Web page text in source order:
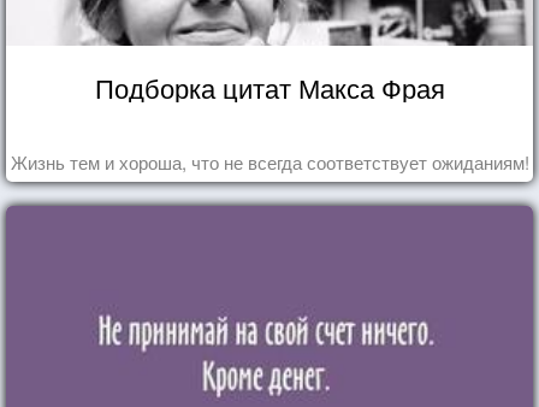
Подборка цитат Макса Фрая
Жизнь тем и хороша, что не всегда соответствует ожиданиям!